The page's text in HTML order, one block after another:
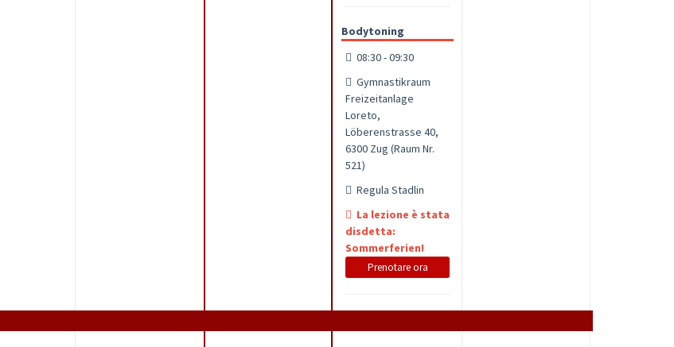
Bodytoning
08:30 - 09:30
Gymnastikraum
Freizeitanlage
Loreto,
Löberenstrasse 40,
6300 Zug (Raum Nr.
521)
Regula Stadlin
La lezione è stata
disdetta:
Sommerferien!
Prenotare ora